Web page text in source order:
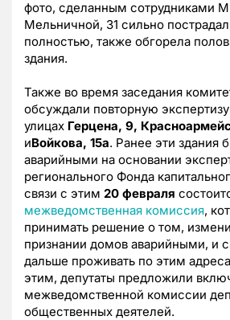
фото, сделанным сотрудниками
Мельничной, 31 сильно
полностью, также обгорела
здания.
Также во время заседания
обсуждали повторную
улицах Герцена, 9,
иВойкова, 15а. Ранее эти здания
аварийными на основании
регионального Фонда
связи с этим 20 февраля
межведомственная комиссия,
принимать решение о том,
признании домов аварийными, и
дальше проживать по этим
этим, депутаты предложили
межведомственной комиссии
общественных деятелей.